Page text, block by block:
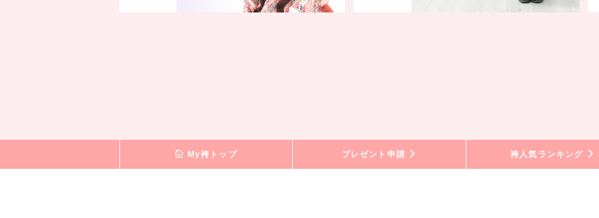
My袴トップ プレゼント申請 袴人気ランキング